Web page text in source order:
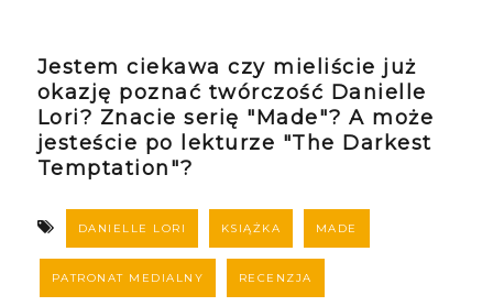
Jestem ciekawa czy mieliście już
okazję poznać twórczość Danielle
Lori? Znacie serię "Made"? A może
jesteście po lekturze "The Darkest
Temptation"?
DANIELLE LORI KSIĄŻKA MADE
PATRONAT MEDIALNY RECENZJA